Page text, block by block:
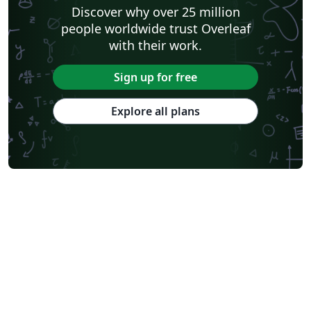
Discover why over 25 million
people worldwide trust Overleaf
with their work.
Sign up for free
Explore all plans